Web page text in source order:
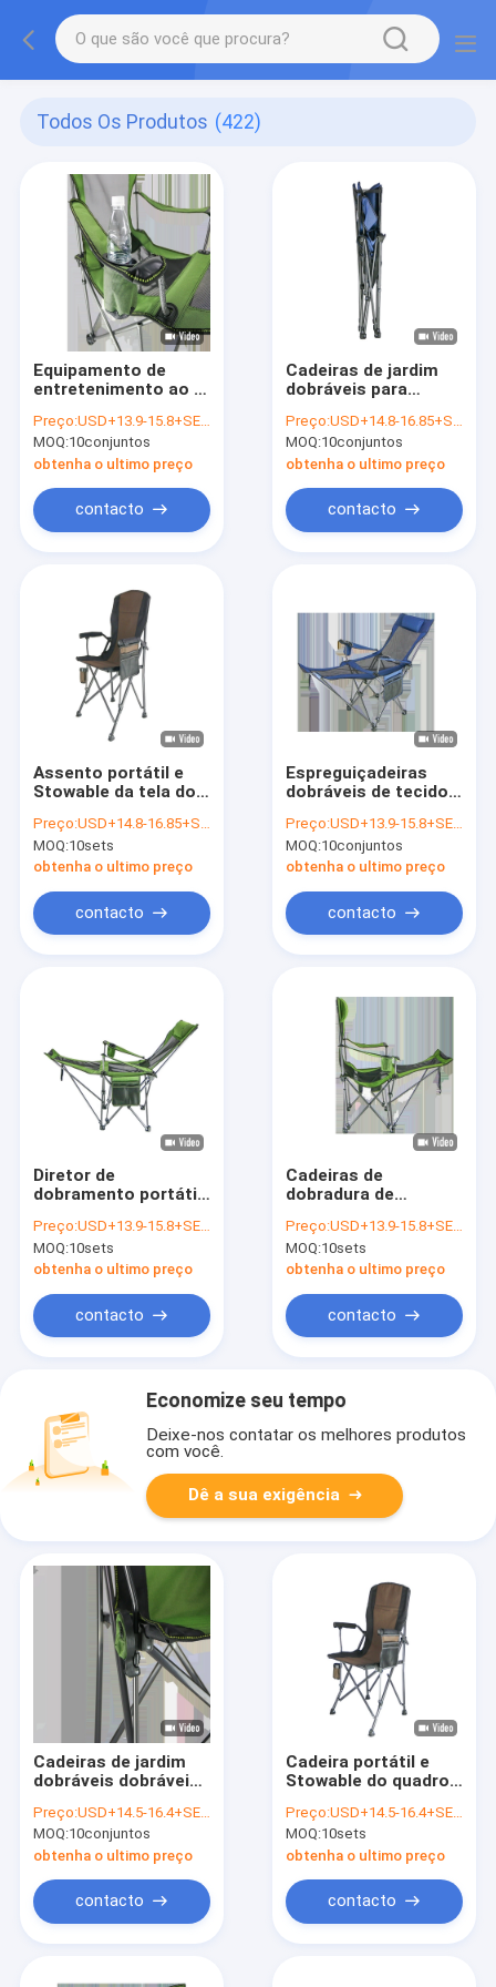
Todos Os Produtos (422)
Equipamento de
entretenimento ao ar
210d portátil
dobrável cadeira
preguiçosa de lazer
Preço:USD+13.9-15.8+SETS
MOQ:10conjuntos
obtenha o ultimo preço
contacto
Cadeiras de jardim
dobráveis ​​para
entretenimento ao ar
livre 100% poliéster
Preço:USD+14.8-16.85+SETS
MOQ:10conjuntos
obtenha o ultimo preço
contacto
Assento portátil e
Stowable da tela do
crianças de encontro
das cadeiras do
partido que dobram a
acampamento
Preço:USD+14.8-16.85+SETS
MOQ:10sets
obtenha o ultimo preço
contacto
Espreguiçadeiras
dobráveis ​​de tecido
dobrável cadeira de
acampamento de
balanço
Preço:USD+13.9-15.8+SETS
MOQ:10conjuntos
obtenha o ultimo preço
contacto
Diretor de
dobramento portátil
Com Carry Bag da
tela ajustada do
quadro 600D
Preço:USD+13.9-15.8+SETS
MOQ:10sets
obtenha o ultimo preço
contacto
Cadeiras de
dobradura de
assento e de
encontro do metal
Stowable portátil da
aço 600D
Preço:USD+13.9-15.8+SETS
MOQ:10sets
obtenha o ultimo preço
contacto
Economize seu tempo
Deixe-nos contatar os melhores produtos
com você.
Dê a sua exigência
Cadeiras de jardim
dobráveis ​​dobráveis ​​
dobrável de tecido
ao ar livre
Preço:USD+14.5-16.4+SETS
MOQ:10conjuntos
obtenha o ultimo preço
contacto
Cadeira portátil e
Stowable do quadro
ajustado da tela
600D do metal da
dobradura de praia
Preço:USD+14.5-16.4+SETS
MOQ:10sets
obtenha o ultimo preço
contacto